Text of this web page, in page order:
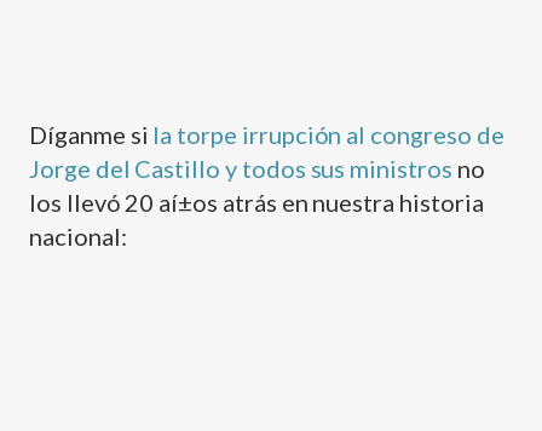
Dí­ganme si la torpe irrupción al congreso de
Jorge del Castillo y todos sus ministros no
los llevó 20 aí±os atrás en nuestra historia
nacional: